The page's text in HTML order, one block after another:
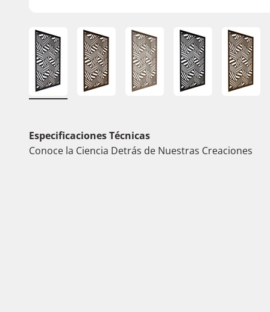
Especificaciones Técnicas
Conoce la Ciencia Detrás de Nuestras Creaciones